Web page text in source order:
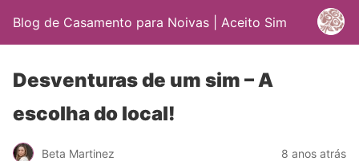
Blog de Casamento para Noivas | Aceito Sim
Desventuras de um sim – A
escolha do local!
Beta Martinez 8 anos atrás